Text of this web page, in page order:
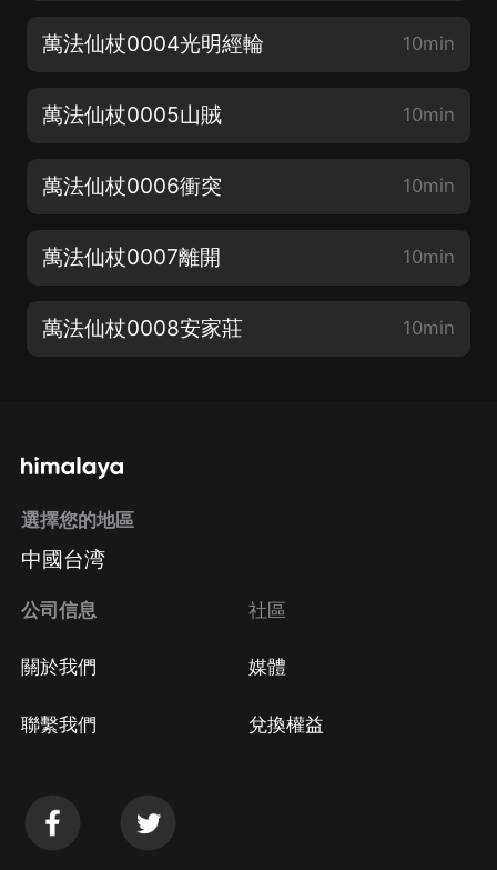
萬法仙杖0004光明經輪 10min
萬法仙杖0005山賊 10min
萬法仙杖0006衝突 10min
萬法仙杖0007離開 10min
萬法仙杖0008安家莊 10min
選擇您的地區
中國台湾
公司信息
關於我們
聯繫我們
社區
媒體
兌換權益